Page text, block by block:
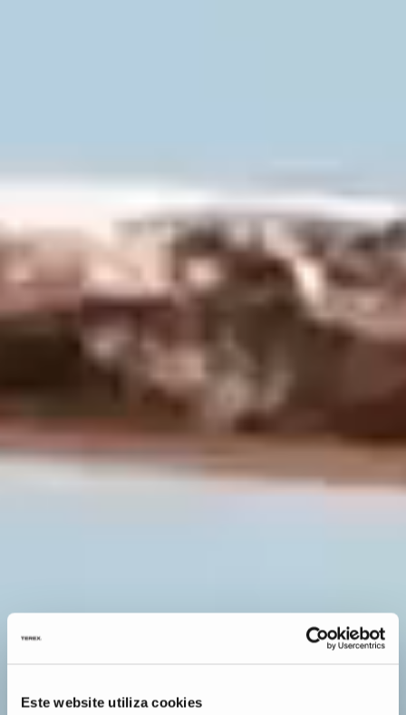
Este website utiliza cookies